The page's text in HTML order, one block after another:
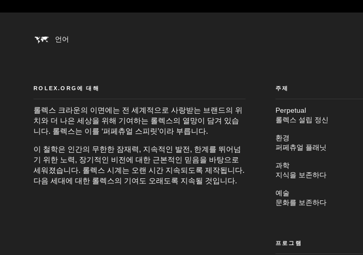
언어
ROLEX.ORG에 대해
롤렉스 크라운의 이면에는 전 세계적으로 사랑받는 브랜드의 위
치와 더 나은 세상을 위해 기여하는 롤렉스의 열망이 담겨 있습
니다. 롤렉스는 이를 ‘퍼페츄얼 스피릿’이라 부릅니다.
이 철학은 인간의 무한한 잠재력, 지속적인 발전, 한계를 뛰어넘
기 위한 노력, 장기적인 비전에 대한 근본적인 믿음을 바탕으로
세워졌습니다. 롤렉스 시계는 오랜 시간 지속되도록 제작됩니다.
다음 세대에 대한 롤렉스의 기여도 오래도록 지속될 것입니다.
주제
Perpetual
롤렉스 설립 정신
환경
퍼페츄얼 플래닛
과학
지식을 보존하다
예술
문화를 보존하다
프로그램